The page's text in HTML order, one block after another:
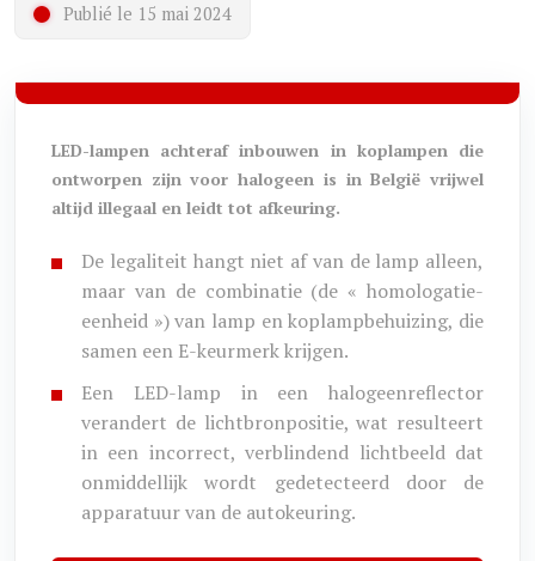
Publié le 15 mai 2024
LED-lampen achteraf inbouwen in koplampen die
ontworpen zijn voor halogeen is in België vrijwel
altijd illegaal en leidt tot afkeuring.
De legaliteit hangt niet af van de lamp alleen,
maar van de combinatie (de « homologatie-
eenheid ») van lamp en koplampbehuizing, die
samen een E-keurmerk krijgen.
Een LED-lamp in een halogeenreflector
verandert de lichtbronpositie, wat resulteert
in een incorrect, verblindend lichtbeeld dat
onmiddellijk wordt gedetecteerd door de
apparatuur van de autokeuring.